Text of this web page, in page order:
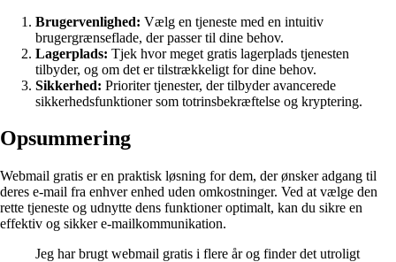
Brugervenlighed: Vælg en tjeneste med en intuitiv
brugergrænseflade, der passer til dine behov.
Lagerplads: Tjek hvor meget gratis lagerplads tjenesten
tilbyder, og om det er tilstrækkeligt for dine behov.
Sikkerhed: Prioriter tjenester, der tilbyder avancerede
sikkerhedsfunktioner som totrinsbekræftelse og kryptering.
Opsummering
Webmail gratis er en praktisk løsning for dem, der ønsker adgang til
deres e-mail fra enhver enhed uden omkostninger. Ved at vælge den
rette tjeneste og udnytte dens funktioner optimalt, kan du sikre en
effektiv og sikker e-mailkommunikation.
Jeg har brugt webmail gratis i flere år og finder det utroligt